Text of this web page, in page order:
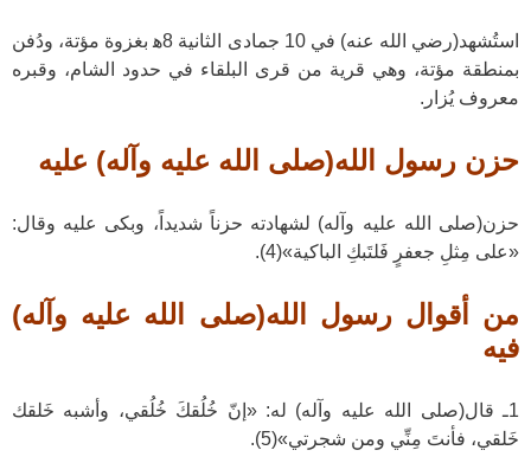
استُشهد(رضي الله عنه) في 10 جمادى الثانية 8ﻫ بغزوة مؤتة، ودُفن
بمنطقة مؤتة، وهي قرية من قرى البلقاء في حدود الشام، وقبره
معروف يُزار.
حزن رسول الله(صلى الله عليه وآله) عليه
حزن(صلى الله عليه وآله) لشهادته حزناً شديداً، وبكى عليه وقال:
«على مِثلِ جعفرٍ فَلتَبكِ الباكية»(4).
من أقوال رسول الله(صلى الله عليه وآله)
فيه
1ـ قال(صلى الله عليه وآله) له: «إنّ خُلُقكَ خُلُقي، وأشبه خَلقك
خَلقي، فأنتَ مِنِّي ومن شجرتي»(5).